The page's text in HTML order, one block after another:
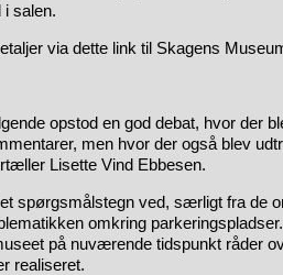
i salen.
via dette link til Skagens
opstod en god debat, hvor der
men hvor der også blev
Lisette Vind Ebbesen.
spørgsmålstegn ved, særligt fra de
omkring
på nuværende tidspunkt råder
realiseret.